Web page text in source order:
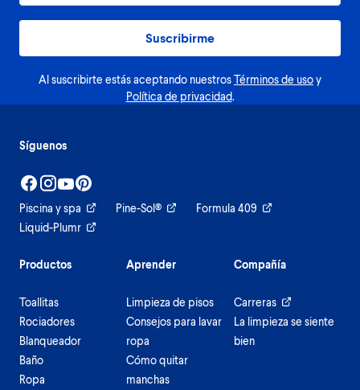
Suscribirme
Al suscribirte estás aceptando nuestrosTérminos de usoy
Política de privacidad.
Síguenos
Piscina y spa Pine-Sol®
Formula 409
Liquid-Plumr
Productos
Toallitas
Rociadores
Blanqueador
Baño
Ropa
Aprender
Limpieza de pisos
Consejos para lavar
ropa
Cómo quitar
manchas
Compañía
Carreras
La limpieza se siente
bien